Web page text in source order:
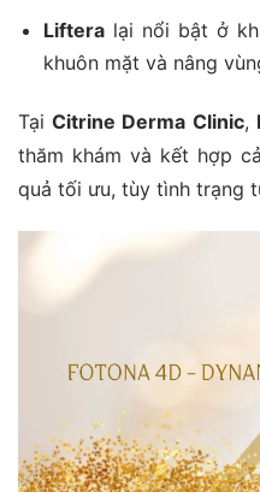
Lifteralại nổi bật ở
khuôn mặt và nâng
TạiCitrine Derma Clinic,
thăm khám và kết hợp
quả tối ưu, tùy tình trạng